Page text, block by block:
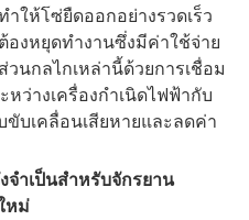
ให้โซ่ยืดออกอย่างรวดเร็ว
องหยุดทำงานซึ่งมีค่าใช้จ่าย
นกลไกเหล่านี้ด้วยการเชื่อม
ว่างเครื่องกำเนิดไฟฟ้ากับ
บเคลื่อนเสียหายและลดค่า
จำเป็นสำหรับจักรยาน
หม่